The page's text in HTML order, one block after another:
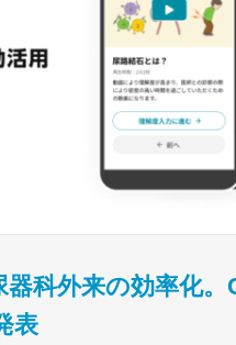
科外来の効率化
表